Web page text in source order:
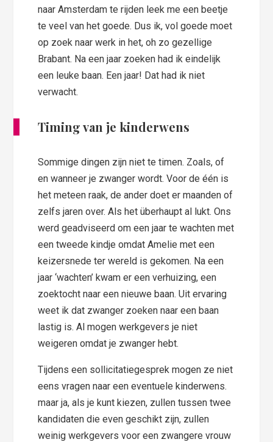
naar Amsterdam te rijden leek me een beetje
te veel van het goede. Dus ik, vol goede moet
op zoek naar werk in het, oh zo gezellige
Brabant. Na een jaar zoeken had ik eindelijk
een leuke baan. Een jaar! Dat had ik niet
verwacht.
Timing van je kinderwens
Sommige dingen zijn niet te timen. Zoals, of
en wanneer je zwanger wordt. Voor de één is
het meteen raak, de ander doet er maanden of
zelfs jaren over. Als het überhaupt al lukt. Ons
werd geadviseerd om een jaar te wachten met
een tweede kindje omdat Amelie met een
keizersnede ter wereld is gekomen. Na een
jaar ‘wachten’ kwam er een verhuizing, een
zoektocht naar een nieuwe baan. Uit ervaring
weet ik dat zwanger zoeken naar een baan
lastig is. Al mogen werkgevers je niet
weigeren omdat je zwanger hebt.
Tijdens een sollicitatiegesprek mogen ze niet
eens vragen naar een eventuele kinderwens.
maar ja, als je kunt kiezen, zullen tussen twee
kandidaten die even geschikt zijn, zullen
weinig werkgevers voor een zwangere vrouw